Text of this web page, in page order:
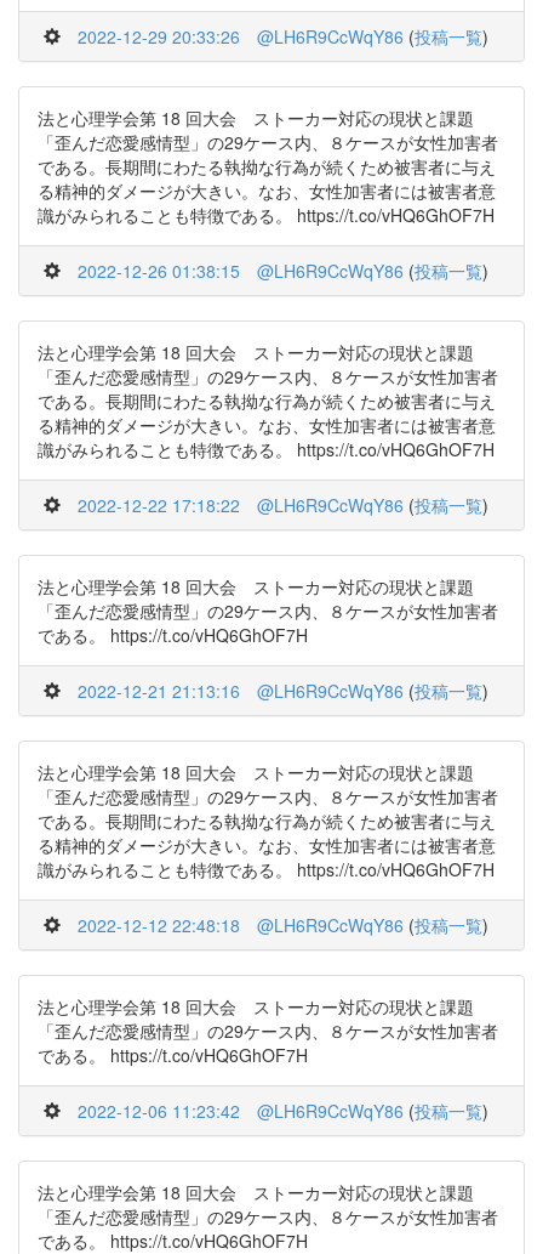
2022-12-29 20:33:26 @LH6R9CcWqY86 (投稿一覧)
法と心理学会第 18 回大会 ストーカー対応の現状と課題
「歪んだ恋愛感情型」の29ケース内、８ケースが女性加害者
である。長期間にわたる執拗な行為が続くため被害者に与え
る精神的ダメージが大きい。なお、女性加害者には被害者意
識がみられることも特徴である。 https://t.co/vHQ6GhOF7H
2022-12-26 01:38:15 @LH6R9CcWqY86 (投稿一覧)
法と心理学会第 18 回大会 ストーカー対応の現状と課題
「歪んだ恋愛感情型」の29ケース内、８ケースが女性加害者
である。長期間にわたる執拗な行為が続くため被害者に与え
る精神的ダメージが大きい。なお、女性加害者には被害者意
識がみられることも特徴である。 https://t.co/vHQ6GhOF7H
2022-12-22 17:18:22 @LH6R9CcWqY86 (投稿一覧)
法と心理学会第 18 回大会 ストーカー対応の現状と課題
「歪んだ恋愛感情型」の29ケース内、８ケースが女性加害者
である。 https://t.co/vHQ6GhOF7H
2022-12-21 21:13:16 @LH6R9CcWqY86 (投稿一覧)
法と心理学会第 18 回大会 ストーカー対応の現状と課題
「歪んだ恋愛感情型」の29ケース内、８ケースが女性加害者
である。長期間にわたる執拗な行為が続くため被害者に与え
る精神的ダメージが大きい。なお、女性加害者には被害者意
識がみられることも特徴である。 https://t.co/vHQ6GhOF7H
2022-12-12 22:48:18 @LH6R9CcWqY86 (投稿一覧)
法と心理学会第 18 回大会 ストーカー対応の現状と課題
「歪んだ恋愛感情型」の29ケース内、８ケースが女性加害者
である。 https://t.co/vHQ6GhOF7H
2022-12-06 11:23:42 @LH6R9CcWqY86 (投稿一覧)
法と心理学会第 18 回大会 ストーカー対応の現状と課題
「歪んだ恋愛感情型」の29ケース内、８ケースが女性加害者
である。 https://t.co/vHQ6GhOF7H